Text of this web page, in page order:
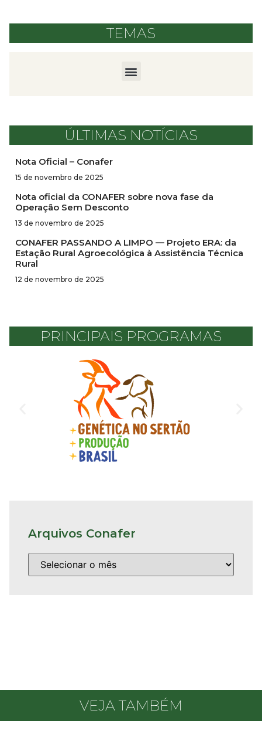
TEMAS
ÚLTIMAS NOTÍCIAS
Nota Oficial – Conafer
15 de novembro de 2025
Nota oficial da CONAFER sobre nova fase da
Operação Sem Desconto
13 de novembro de 2025
CONAFER PASSANDO A LIMPO — Projeto ERA: da
Estação Rural Agroecológica à Assistência Técnica
Rural
12 de novembro de 2025
PRINCIPAIS PROGRAMAS
Arquivos Conafer
VEJA TAMBÉM